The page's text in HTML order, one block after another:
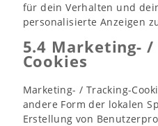
für dein Verhalten und
personalisierte Anzeigen
5.4 Marketing- /
Cookies
Marketing- / Tracking-
andere Form der lokalen
Erstellung von